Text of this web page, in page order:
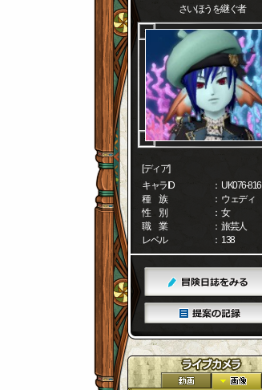
さいほうを継ぐ者
[ディア]
キャラID
： UK076-816
種 族
： ウェディ
性 別
： 女
職 業
： 旅芸人
レベル
： 138